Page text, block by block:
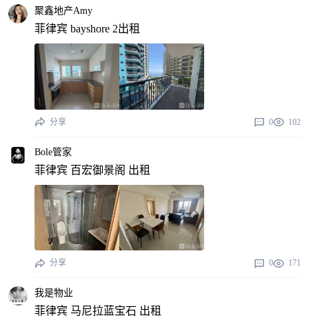
聚鑫地产Amy
菲律宾 bayshore 2出租
分享 0 102
Bole管家
菲律宾 百宏御景阁 出租
分享 0 171
我是物业
菲律宾 马尼拉蓝宝石 出租